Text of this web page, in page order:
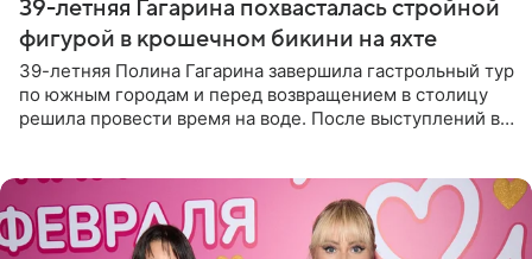
39-летняя Гагарина похвасталась стройной
фигурой в крошечном бикини на яхте
39-летняя Полина Гагарина завершила гастрольный тур
по южным городам и перед возвращением в столицу
решила провести время на воде. После выступлений в